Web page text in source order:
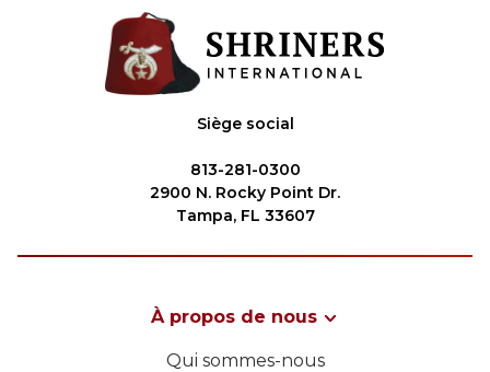
Siège social
813-281-0300
2900 N. Rocky Point Dr.
Tampa, FL 33607
À propos de nous
Qui sommes-nous